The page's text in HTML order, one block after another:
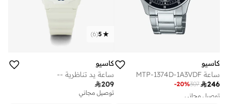
كاسيو
ساعة MTP-1374D-1A3VDF
246
307
-20%
توصيل مجاني
تم بيع أكثر من 10 مؤخرا
5
(
6
)
كاسيو
ساعة يد تناظرية --
209
توصيل مجاني